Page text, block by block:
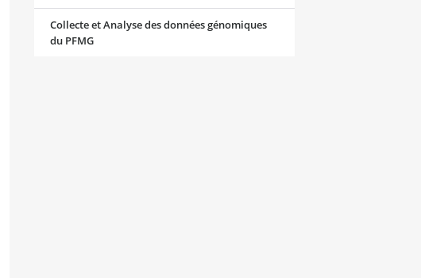
Collecte et Analyse des données génomiques
du PFMG